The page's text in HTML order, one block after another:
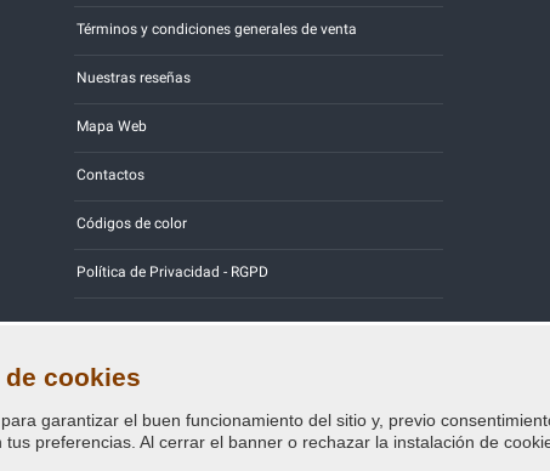
Términos y condiciones generales de venta
Nuestras reseñas
Mapa Web
Contactos
Códigos de color
Política de Privacidad - RGPD
Credits:E-COMIT
cookies
garantizar el buen funcionamiento del sitio y, previo
preferencias. Al cerrar el banner o rechazar la instalación de